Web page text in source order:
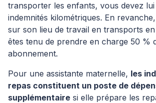
transporter les enfants, vous devez
indemnités kilométriques. En
sur son lieu de travail en transports
êtes tenu de prendre en charge 50 %
abonnement.
Pour une assistante maternelle, les
repas constituent un poste de
supplémentaire si elle prépare les